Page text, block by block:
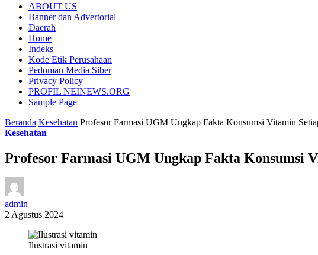
ABOUT US
Banner dan Advertorial
Daerah
Home
Indeks
Kode Etik Perusahaan
Pedoman Media Siber
Privacy Policy
PROFIL NEINEWS.ORG
Sample Page
Beranda Kesehatan Profesor Farmasi UGM Ungkap Fakta Konsumsi Vitamin
Kesehatan
Profesor Farmasi UGM Ungkap Fakta Konsumsi
admin
2 Agustus 2024
Ilustrasi vitamin